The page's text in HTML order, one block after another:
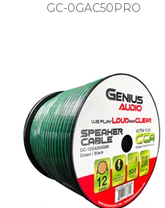
GC-0GAC50PRO